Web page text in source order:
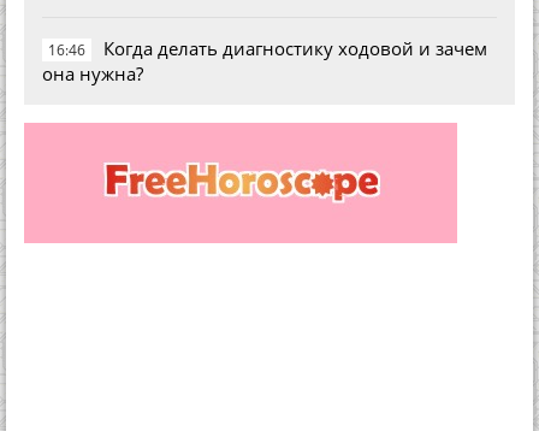
16:46
Когда делать диагностику ходовой и зачем
она нужна?